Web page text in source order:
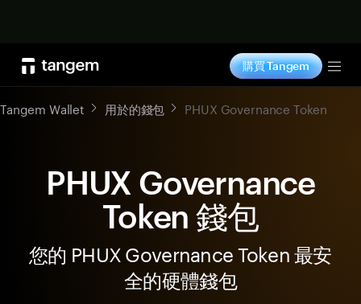
購買 Tangem
Tangem Wallet 用於的錢包 PHUX Governance Token
PHUX Governance
Token 錢包
您的 PHUX Governance Token 最安
全的硬體錢包